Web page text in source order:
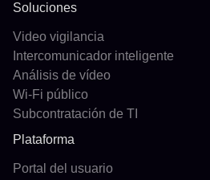
Soluciones
Video vigilancia
Intercomunicador inteligente
Análisis de vídeo
Wi-Fi público
Subcontratación de TI
Plataforma
Portal del usuario